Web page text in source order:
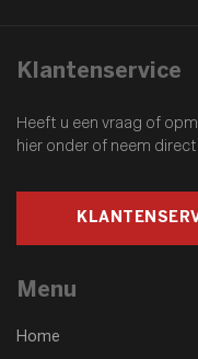
Klantenservice
Heeft u een vraag of
hier onder of neem
Menu
Home